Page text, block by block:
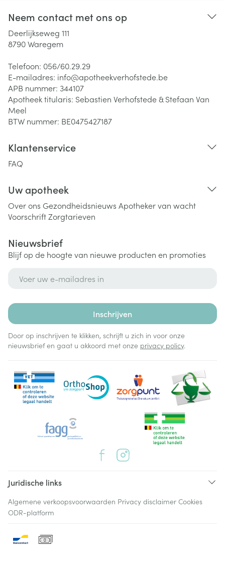
Neem contact met ons op
Deerlijkseweg 111
8790Waregem
Telefoon: 056/60.29.29
E-mailadres: info@apotheekverhofstede.be
APB nummer: 344107
Apotheek titularis: Sebastien Verhofstede & Stefaan Van
Meel
BTW nummer: BE0475427187
Klantenservice
FAQ
Uw apotheek
Over ons Gezondheidsnieuws Apotheker van wacht
VoorschriftZorgtarieven
Nieuwsbrief
Blijf op de hoogte van nieuwe producten en promoties
Inschrijven
Door op inschrijven te klikken, schrijft u zich in voor onze
nieuwsbrief en gaat u akkoord met onze privacy policy.
Juridische links
Algemene verkoopsvoorwaarden Privacy disclaimer Cookies
ODR-platform